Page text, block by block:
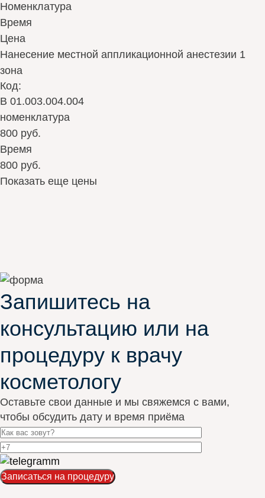
Номенклатура
Время
Цена
Нанесение местной аппликационной анестезии 1
зона
Код:
В 01.003.004.004
номенклатура
800 руб.
Время
800 руб.
Показать еще цены
Запишитесь на
консультацию или на
процедуру к врачу
косметологу
Оставьте свои данные и мы свяжемся с вами,
чтобы обсудить дату и время приёма